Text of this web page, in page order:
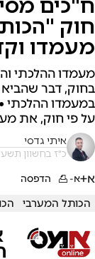
ח"כים
חוק
מעמדו
מעמדו ההלכתי
בחוק, דבר שהביא
במעמדו ההלכתי
על פי חוק, את
איתי גדסי
כ"ז בחשוון תשע"ז, 28/11/16
א+א- הדפסה
הכותל המערבי